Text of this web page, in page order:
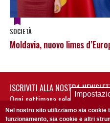
SOCIETÀ
Moldavia, nuovo limes
ISCRIVITI ALLA NOSTRA
Ogni settimana selezioniamo
non perderti gli aggiornamenti
Nel nostro sito utilizziamo sia
funzionamento, sia cookie e altri